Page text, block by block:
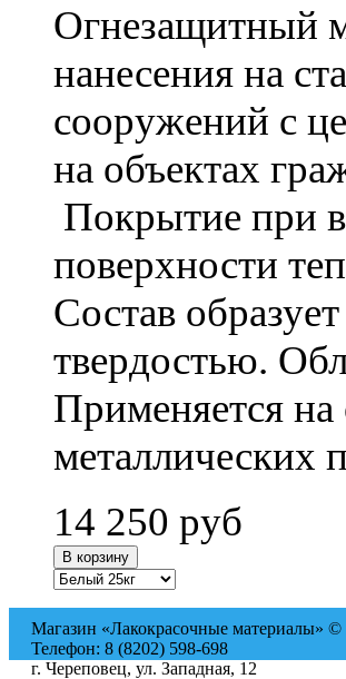
Огнезащитный
нанесения на
сооружений с
на объектах
Покрытие при
поверхности
Состав
твердостью.
Применяется
металлических
14 250 руб
Магазин «Лакокрасочные материалы» ©
Телефон: 8 (8202) 598-698
г. Череповец, ул. Западная, 12